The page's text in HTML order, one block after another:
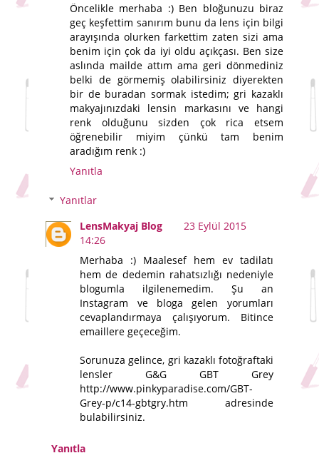
Öncelikle merhaba :) Ben bloğunuzu biraz
geç keşfettim sanırım bunu da lens için bilgi
arayışında olurken farkettim zaten sizi ama
benim için çok da iyi oldu açıkçası. Ben size
aslında mailde attım ama geri dönmediniz
belki de görmemiş olabilirsiniz diyerekten
bir de buradan sormak istedim; gri kazaklı
makyajınızdaki lensin markasını ve hangi
renk olduğunu sizden çok rica etsem
öğrenebilir miyim çünkü tam benim
aradığım renk :)
Yanıtla
Yanıtlar
LensMakyaj Blog
23 Eylül 2015
14:26
Merhaba :) Maalesef hem ev tadilatı
hem de dedemin rahatsızlığı nedeniyle
blogumla ilgilenemedim. Şu an
Instagram ve bloga gelen yorumları
cevaplandırmaya çalışıyorum. Bitince
emaillere geçeceğim.
Sorunuza gelince, gri kazaklı fotoğraftaki
lensler G&G GBT Grey
http://www.pinkyparadise.com/GBT-
Grey-p/c14-gbtgry.htm adresinde
bulabilirsiniz.
Yanıtla